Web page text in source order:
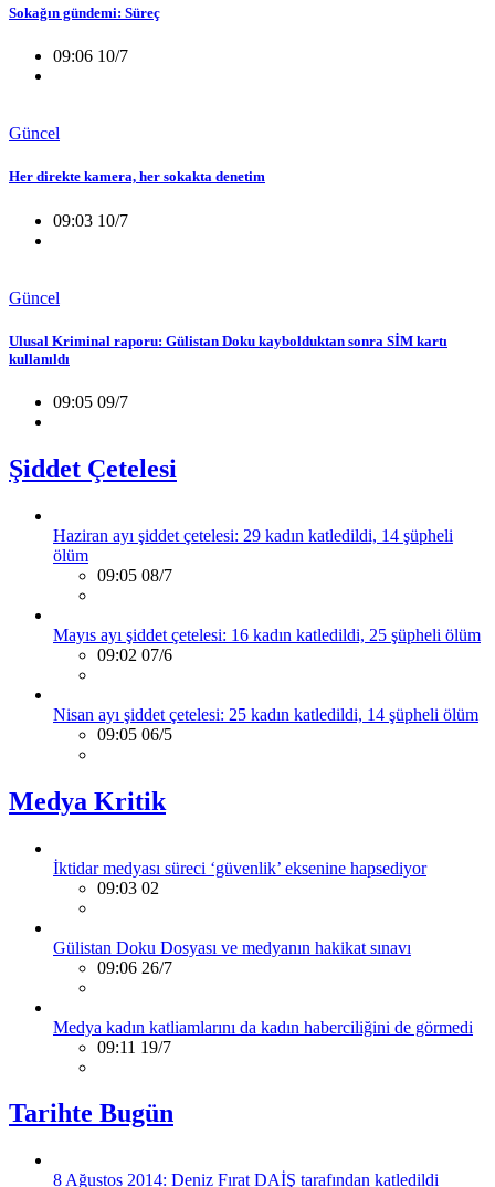
Sokağın gündemi: Süreç
09:06 10/7
Güncel
Her direkte kamera, her sokakta denetim
09:03 10/7
Güncel
Ulusal Kriminal raporu: Gülistan Doku kaybolduktan sonra SİM kartı
kullanıldı
09:05 09/7
Şiddet Çetelesi
Haziran ayı şiddet çetelesi: 29 kadın katledildi, 14 şüpheli
ölüm
09:05 08/7
Mayıs ayı şiddet çetelesi: 16 kadın katledildi, 25 şüpheli ölüm
09:02 07/6
Nisan ayı şiddet çetelesi: 25 kadın katledildi, 14 şüpheli ölüm
09:05 06/5
Medya Kritik
İktidar medyası süreci ‘güvenlik’ eksenine hapsediyor
09:03 02
Gülistan Doku Dosyası ve medyanın hakikat sınavı
09:06 26/7
Medya kadın katliamlarını da kadın haberciliğini de görmedi
09:11 19/7
Tarihte Bugün
8 Ağustos 2014: Deniz Fırat DAİŞ tarafından katledildi